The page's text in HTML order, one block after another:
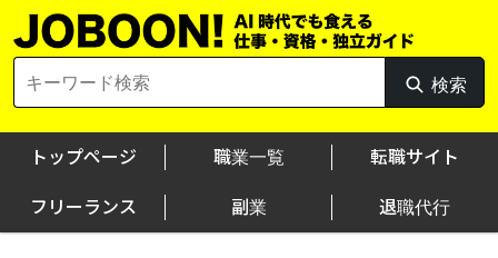
Skip
to
for:
検索
検
索
トップページ 職業一覧 転職サイト
フリーランス 副業 退職代行